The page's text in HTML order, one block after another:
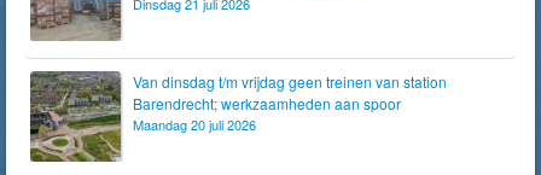
Van dinsdag t/m vrijdag geen treinen van station
Barendrecht; werkzaamheden aan spoor
Maandag 20 juli 2026